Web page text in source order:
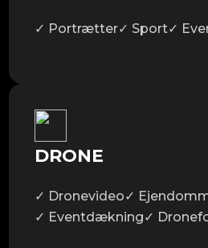
✓ Portrætter✓ Sport✓
DRONE
✓ Dronevideo✓
✓ Eventdækning✓